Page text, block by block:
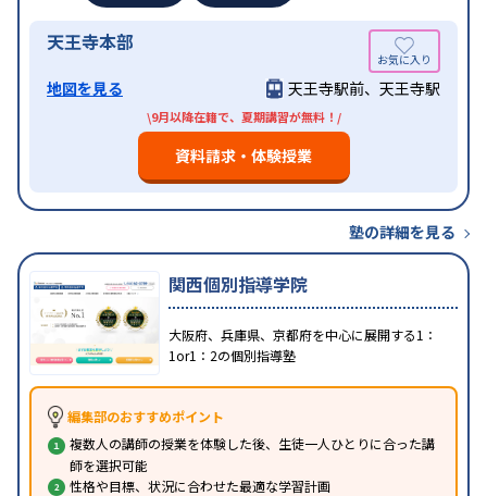
天王寺本部
地図を見る 天王寺駅前、天王寺駅
\9月以降在籍で、夏期講習が無料！/
資料請求・体験授業
塾の詳細を見る
関西個別指導学院
大阪府、兵庫県、京都府を中心に展開する1：
1or1：2の個別指導塾
編集部のおすすめポイント
複数人の講師の授業を体験した後、生徒一人ひとりに合った講
師を選択可能
性格や目標、状況に合わせた最適な学習計画